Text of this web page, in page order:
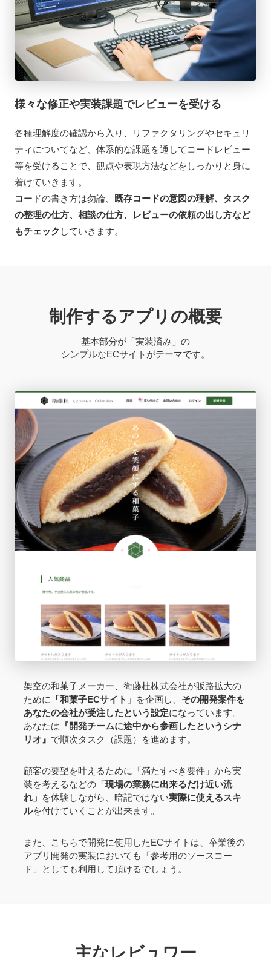
様々な修正や実装課題でレビューを受ける
各種理解度の確認から入り、リファクタリングやセキュリ
ティについてなど、体系的な課題を通してコードレビュー
等を受けることで、観点や表現方法などをしっかりと身に
着けていきます。
コードの書き方は勿論、
既存コードの意図の理解、タスク
の整理の仕方、相談の仕方、レビューの依頼の出し方など
もチェック していきます。
制作するアプリの概要
基本部分が「実装済み」の
シンプルなECサイトがテーマです。
架空の和菓子メーカー、衛藤杜株式会社が販路拡大の
ために
「和菓子ECサイト」 を企画し、 その開発案件を
あなたの会社が受注したという設定になっています。
あなたは 『開発チームに途中から参画したというシナ
リオ』 で順次タスク（課題）を進めます。
顧客の要望を叶えるために「満たすべき要件」から実
装を考えるなどの「現場の業務に出来るだけ近い流
れ」 を体験しながら、暗記ではない実際に使えるスキ
ルを付けていくことが出来ます。
また、こちらで開発に使用したECサイトは、卒業後の
アプリ開発の実装においても「参考用のソースコー
ド」としても利用して頂けるでしょう。
主なレビュワー